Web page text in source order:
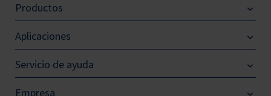
Productos
Aplicaciones
Servicio de ayuda
Empresa